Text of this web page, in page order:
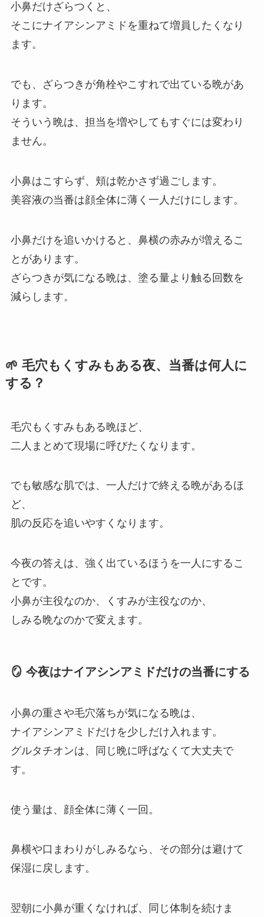
小鼻だけざらつくと、
そこにナイアシンアミドを重ねて増員したくなり
ます。
でも、ざらつきが角栓やこすれで出ている晩があ
ります。
そういう晩は、担当を増やしてもすぐには変わり
ません。
小鼻はこすらず、頬は乾かさず過ごします。
美容液の当番は顔全体に薄く一人だけにします。
小鼻だけを追いかけると、鼻横の赤みが増えるこ
とがあります。
ざらつきが気になる晩は、塗る量より触る回数を
減らします。
🌱 毛穴もくすみもある夜、当番は何人に
する？
毛穴もくすみもある晩ほど、
二人まとめて現場に呼びたくなります。
でも敏感な肌では、一人だけで終える晩があるほ
ど、
肌の反応を追いやすくなります。
今夜の答えは、強く出ているほうを一人にするこ
とです。
小鼻が主役なのか、くすみが主役なのか、
しみる晩なのかで変えます。
🪞 今夜はナイアシンアミドだけの当番にする
小鼻の重さや毛穴落ちが気になる晩は、
ナイアシンアミドだけを少しだけ入れます。
グルタチオンは、同じ晩に呼ばなくて大丈夫で
す。
使う量は、顔全体に薄く一回。
鼻横や口まわりがしみるなら、その部分は避けて
保湿に戻します。
翌朝に小鼻が重くなければ、同じ体制を続けま